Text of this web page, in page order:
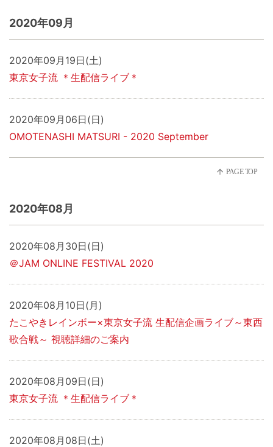
2020年09月
2020年09月19日(土)
東京女子流 ＊生配信ライブ＊
2020年09月06日(日)
OMOTENASHI MATSURI - 2020 September
2020年08月
2020年08月30日(日)
＠JAM ONLINE FESTIVAL 2020
2020年08月10日(月)
たこやきレインボー×東京女子流 生配信企画ライブ～東西
歌合戦～ 視聴詳細のご案内
2020年08月09日(日)
東京女子流 ＊生配信ライブ＊
2020年08月08日(土)